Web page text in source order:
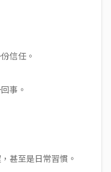
信任。
事。
甚至是日常習慣。